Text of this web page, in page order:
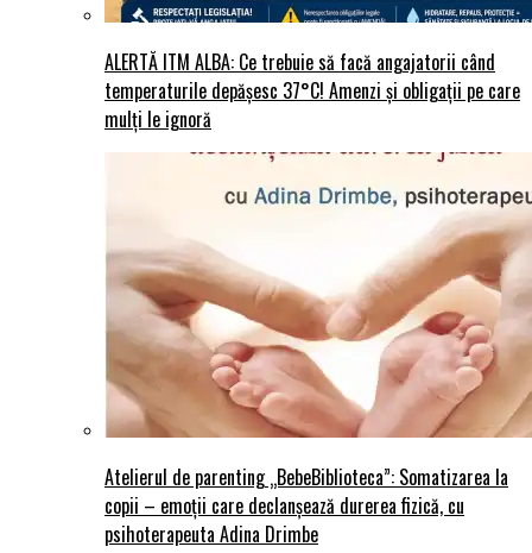
ALERTĂ ITM ALBA: Ce trebuie să facă angajatorii când
temperaturile depășesc 37°C! Amenzi și obligații pe care
mulți le ignoră
Atelierul de parenting „BebeBiblioteca”: Somatizarea la
copii – emoții care declanșează durerea fizică, cu
psihoterapeuta Adina Drimbe